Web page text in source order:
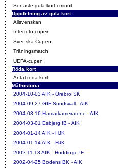
Senaste gula kort i minut:
Uppdelning av gula kort
Allsvenskan
Intertoto-cupen
Svenska Cupen
Träningsmatch
UEFA-cupen
Röda kort
Antal röda kort
Målhistoria
2004-10-03 AIK - Örebro SK
2004-09-27 GIF Sundsvall - AIK
2004-03-16 Hamarkameratene - AIK
2004-03-01 Esbjerg fB - AIK
2004-01-14AIK - HJK
2004-01-14AIK - HJK
2002-11-13 AIK - Huddinge IF
2002-04-25 Bodens BK - AIK